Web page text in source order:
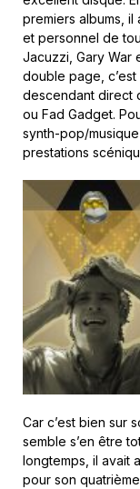
premiers albums,
et personnel de
Jacuzzi, Gary War
double page,
descendant direct
ou Fad Gadget.
synth-pop/
prestations
Car c’est bien sur
semble s’en être
longtemps, il avait
pour son